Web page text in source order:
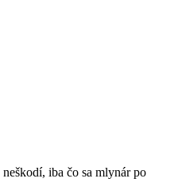
iba čo sa mlynár po